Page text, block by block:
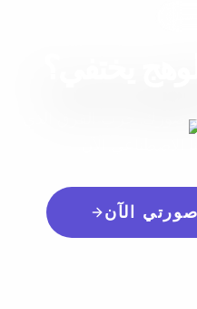
جرب الفرق الذي
الآن